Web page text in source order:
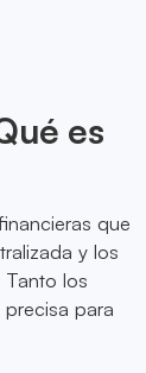
es
que
y los
los
para